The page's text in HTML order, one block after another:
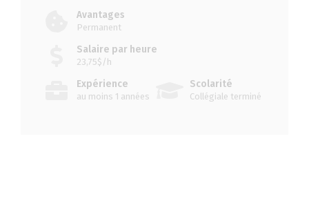
Avantages
Permanent
Salaire par heure
23,75$/h
Expérience
au moins 1 années
Scolarité
Collégiale terminé